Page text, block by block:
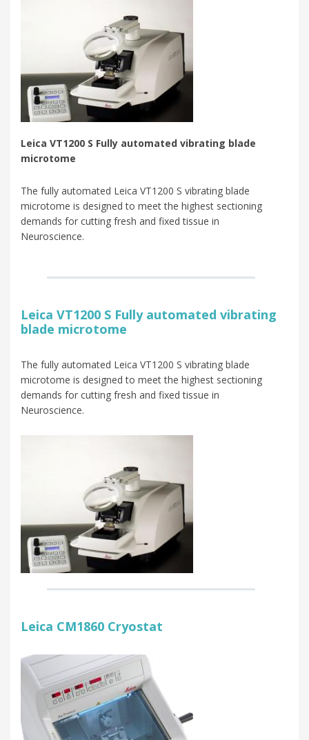
Leica VT1200 S Fully automated vibrating blade
microtome
The fully automated Leica VT1200 S vibrating blade
microtome is designed to meet the highest sectioning
demands for cutting fresh and fixed tissue in
Neuroscience.
Leica VT1200 S Fully automated vibrating
blade microtome
The fully automated Leica VT1200 S vibrating blade
microtome is designed to meet the highest sectioning
demands for cutting fresh and fixed tissue in
Neuroscience.
Leica CM1860 Cryostat